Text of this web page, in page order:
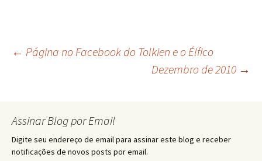
Navegação
posts
← Página no Facebook do Tolkien e o Élfico
Dezembro de 2010 →
Assinar Blog por Email
Digite seu endereço de email para assinar este blog e receber
notificações de novos posts por email.